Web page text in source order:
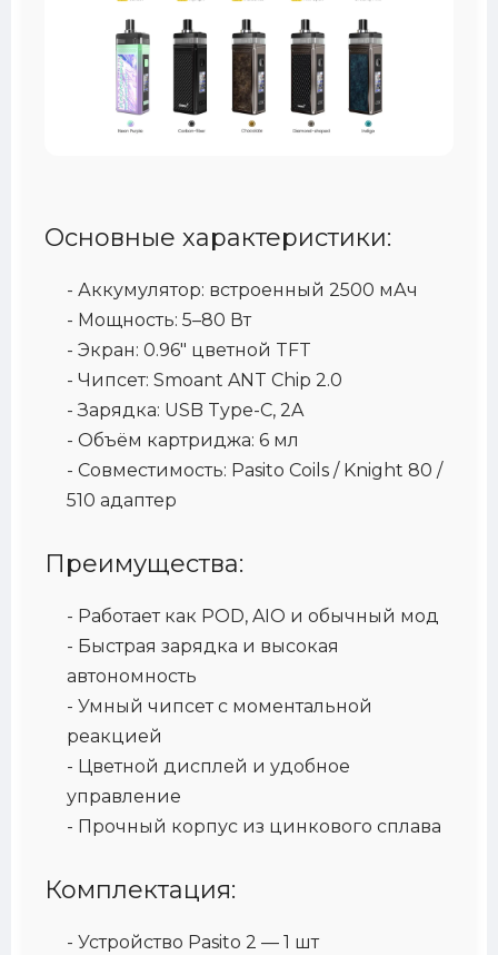
Основные характеристики:
- Аккумулятор: встроенный 2500 мАч
- Мощность: 5–80 Вт
- Экран: 0.96" цветной TFT
- Чипсет: Smoant ANT Chip 2.0
-Зарядка: USB Type-C, 2A
- Объём картриджа: 6 мл
- Совместимость: Pasito Coils / Knight 80 /
510 адаптер
Преимущества:
- Работает как POD, AIO и обычный мод
- Быстрая зарядка и высокая
автономность
- Умный чипсет с моментальной
реакцией
- Цветной дисплей и удобное
управление
- Прочный корпус из цинкового сплава
Комплектация:
- Устройство Pasito 2 — 1 шт